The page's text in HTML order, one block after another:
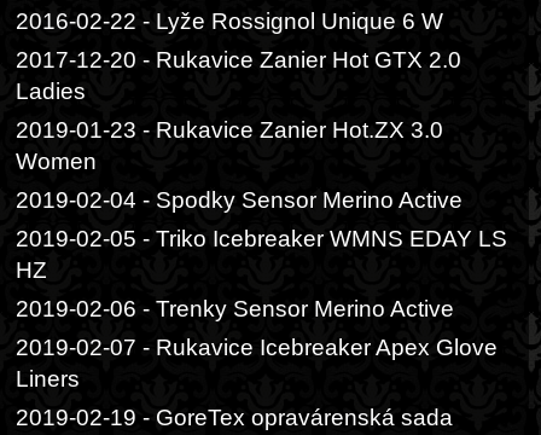
2016-02-22 - Lyže Rossignol Unique 6 W
2017-12-20 - Rukavice Zanier Hot GTX 2.0
Ladies
2019-01-23 - Rukavice Zanier Hot.ZX 3.0
Women
2019-02-04 - Spodky Sensor Merino Active
2019-02-05 - Triko Icebreaker WMNS EDAY LS
HZ
2019-02-06 - Trenky Sensor Merino Active
2019-02-07 - Rukavice Icebreaker Apex Glove
Liners
2019-02-19 - GoreTex opravárenská sada